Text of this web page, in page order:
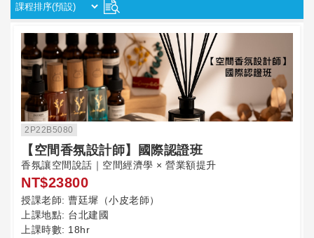
2P22B5080
【空間香氛設計師】國際認證班
香氛讓空間說話｜空間經濟學 × 營業額提升
NT$23800
授課老師: 曹廷墀（小皮老師）
上課地點: 台北建國
上課時數: 18hr